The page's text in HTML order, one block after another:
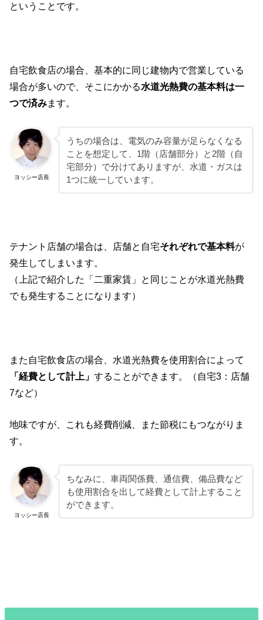
ということです。
自宅飲食店の場合、基本的に同じ建物内で営業している
場合が多いので、そこにかかる水道光熱費の基本料は一
つで済みます。
ヨッシー店長
うちの場合は、電気のみ容量が足らなくなる
ことを想定して、1階（店舗部分）と2階（自
宅部分）で分けてありますが、水道・ガスは
1つに統一しています。
テナント店舗の場合は、店舗と自宅それぞれで基本料が
発生してしまいます。
（上記で紹介した「二重家賃」と同じことが水道光熱費
でも発生することになります）
また自宅飲食店の場合、水道光熱費を使用割合によって
「経費として計上」することができます。（自宅3：店舗
7など）
地味ですが、これも経費削減、また節税にもつながりま
す。
ヨッシー店長
ちなみに、車両関係費、通信費、備品費など
も使用割合を出して経費として計上すること
ができます。